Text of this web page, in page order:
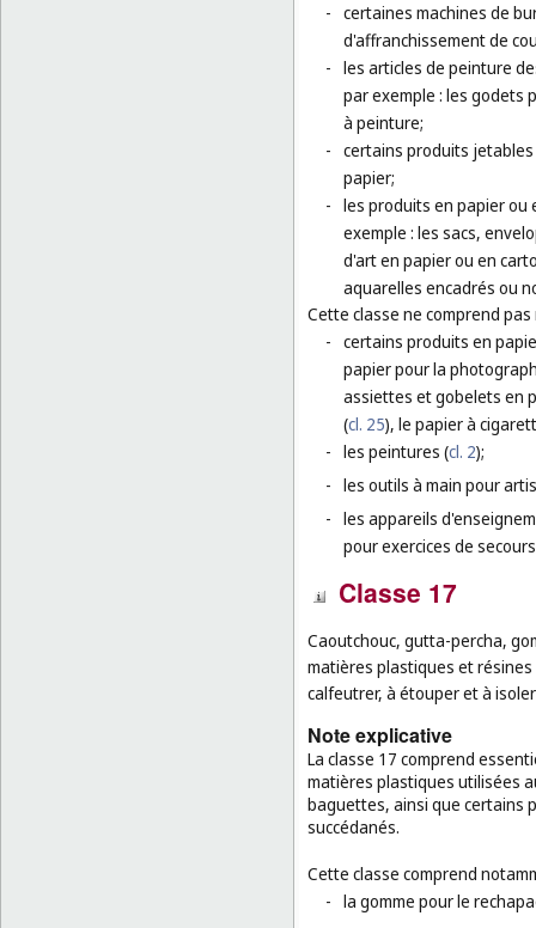
- certaines machines de
d'affranchissement de
- les articles de peinture
par exemple : les godets
à peinture;
- certains produits jetables
papier;
- les produits en papier ou
exemple : les sacs,
d'art en papier ou en
aquarelles encadrés ou
Cette classe ne comprend
- certains produits en
papier pour la
assiettes et gobelets en
(cl. 25), le papier à
- les peintures (cl. 2);
- les outils à main pour
- les appareils
pour exercices de
Classe 17
Caoutchouc, gutta-percha,
matières plastiques et
calfeutrer, à étouper et à
Note explicative
La classe 17 comprend
matières plastiques utilisées
baguettes, ainsi que certains
succédanés.
Cette classe comprend
- la gomme pour le